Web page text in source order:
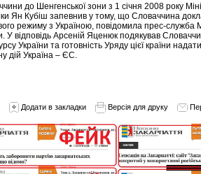
до Шенгенської зони з 1 січня 2008 року
Ян Кубіш запевнив у тому, що Словаччина
режиму з Україною, повідомила прес-служба
У відповідь Арсеній Яценюк подякував
України та готовність Уряду цієї країни
дій Україна – ЄС.
Додати в закладки Версія для друку